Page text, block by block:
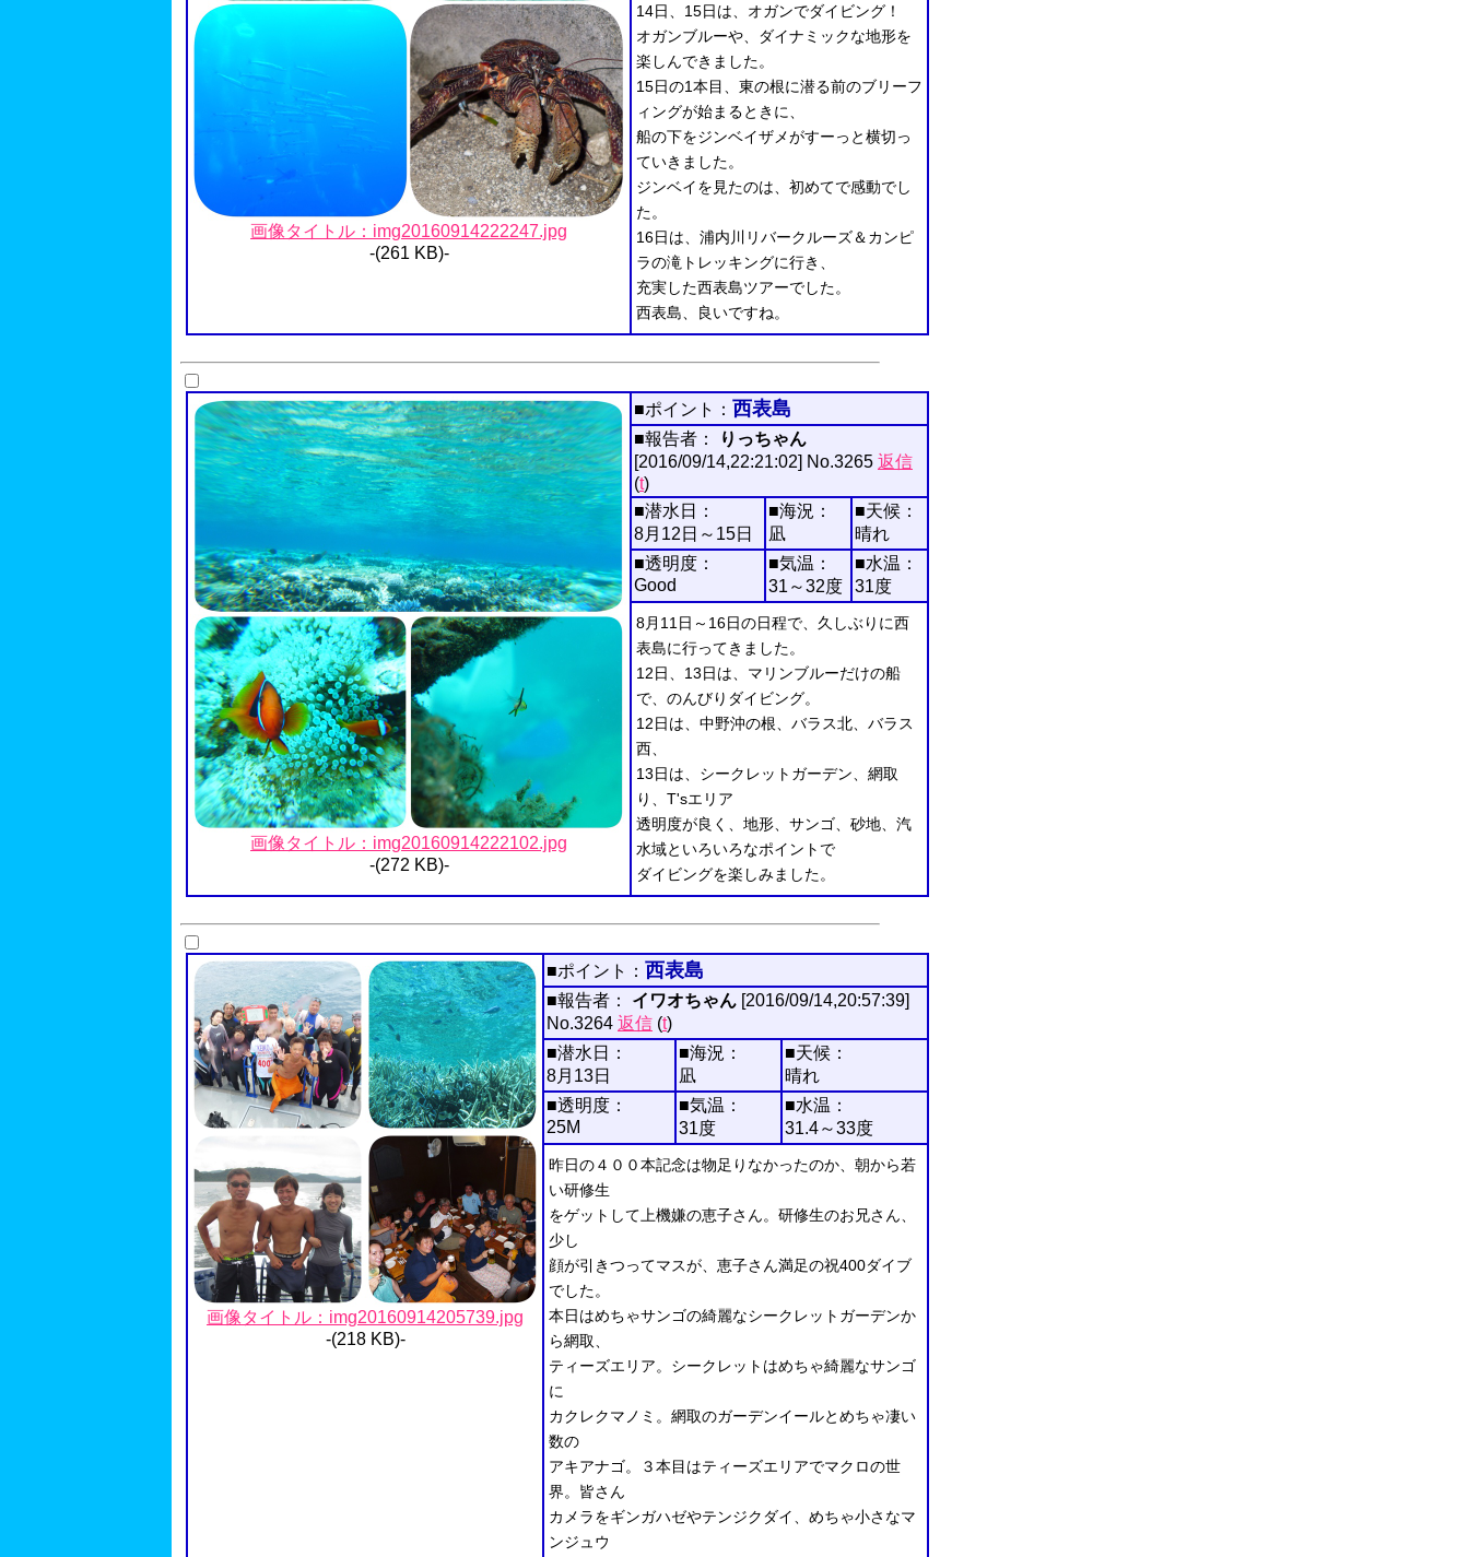
画像タイトル：img20160914222247.jpg
-(261 KB)-
14日、15日は、オガンでダイビング！
オガンブルーや、ダイナミックな地形を
楽しんできました。
15日の1本目、東の根に潜る前のブリーフ
ィングが始まるときに、
船の下をジンベイザメがすーっと横切っ
ていきました。
ジンベイを見たのは、初めてで感動でし
た。
16日は、浦内川リバークルーズ＆カンピ
ラの滝トレッキングに行き、
充実した西表島ツアーでした。
西表島、良いですね。
画像タイトル：img20160914222102.jpg
-(272 KB)-
■ポイント： 西表島
■報告者：
りっちゃん
[2016/09/14,22:21:02] No.3265 返信
(t)
■潜水日：
8月12日～15日
■海況：
凪
■天候：
晴れ
■透明度：
Good
■気温：
31～32度
■水温：
31度
8月11日～16日の日程で、久しぶりに西
表島に行ってきました。
12日、13日は、マリンブルーだけの船
で、のんびりダイビング。
12日は、中野沖の根、バラス北、バラス
西、
13日は、シークレットガーデン、網取
り、T'sエリア
透明度が良く、地形、サンゴ、砂地、汽
水域といろいろなポイントで
ダイビングを楽しみました。
画像タイトル：img20160914205739.jpg
-(218 KB)-
■ポイント： 西表島
■報告者： イワオちゃん [2016/09/14,20:57:39]
No.3264 返信 (t)
■潜水日：
8月13日
■海況：
凪
■天候：
晴れ
■透明度：
25M
■気温：
31度
■水温：
31.4～33度
昨日の４００本記念は物足りなかったのか、朝から若
い研修生
をゲットして上機嫌の恵子さん。研修生のお兄さん、
少し
顔が引きつってマスが、恵子さん満足の祝400ダイブ
でした。
本日はめちゃサンゴの綺麗なシークレットガーデンか
ら網取、
ティーズエリア。シークレットはめちゃ綺麗なサンゴ
に
カクレクマノミ。網取のガーデンイールとめちゃ凄い
数の
アキアナゴ。３本目はティーズエリアでマクロの世
界。皆さん
カメラをギンガハゼやテンジクダイ、めちゃ小さなマ
ンジュウ